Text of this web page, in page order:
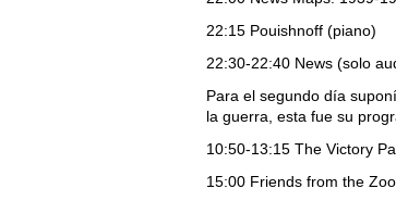
22:15 Pouishnoff (piano)
22:30-22:40 News (solo
Para el segundo día
la guerra, esta fue su
10:50-13:15 The Victory
15:00 Friends from the Zoo